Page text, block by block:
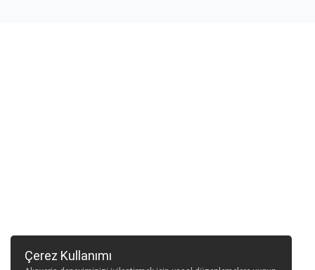
Çerez Kullanımı